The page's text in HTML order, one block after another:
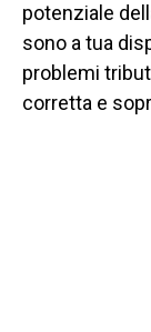
potenziale
sono a tua
problemi
corretta e